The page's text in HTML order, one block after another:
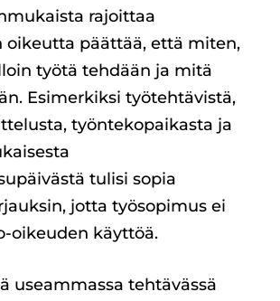
rajoittaa
oikeutta päättää, että miten,
työtä tehdään ja mitä
Esimerkiksi työtehtävistä,
työntekopaikasta ja
tulisi sopia
jotta työsopimus ei
oikeuden käyttöä.
useammassa tehtävässä